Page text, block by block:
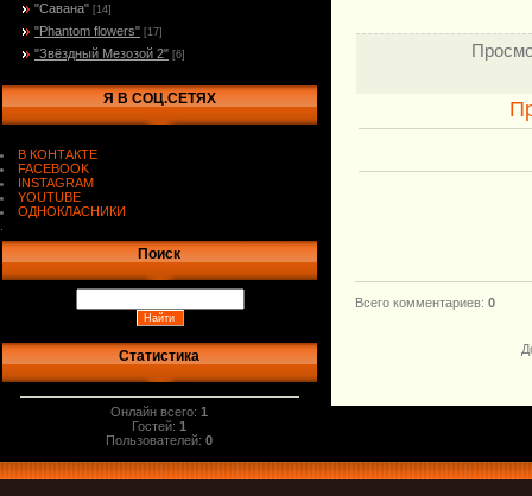
"Савана" [14]
"Phantom flowers" [17]
"Звёздный Мезозой 2" [6]
Я В СОЦ.СЕТЯХ
В КОНТАКТЕ
FACEBOOK
INSTAGRAM
YOUTUBE
ОДНОКЛАСНИКИ
Поиск
Статистика
Онлайн всего:1
Гостей:1
Пользователей:0
Всего комментариев: 0